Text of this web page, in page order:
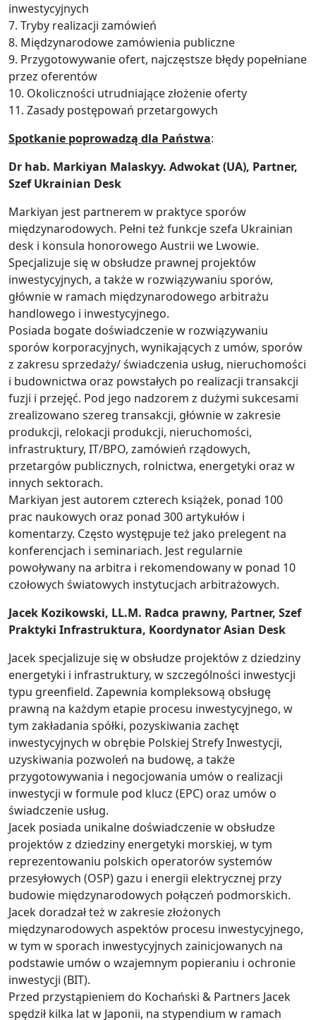
inwestycyjnych
7. Tryby realizacji zamówień
8. Międzynarodowe zamówienia publiczne
9. Przygotowywanie ofert, najczęstsze błędy popełniane
przez oferentów
10. Okoliczności utrudniające złożenie oferty
11. Zasady postępowań przetargowych
Spotkanie poprowadzą dla Państwa:
Dr hab. Markiyan Malaskyy. Adwokat (UA), Partner,
Szef Ukrainian Desk
Markiyan jest partnerem w praktyce sporów
międzynarodowych. Pełni też funkcje szefa Ukrainian
desk i konsula honorowego Austrii we Lwowie.
Specjalizuje się w obsłudze prawnej projektów
inwestycyjnych, a także w rozwiązywaniu sporów,
głównie w ramach międzynarodowego arbitrażu
handlowego i inwestycyjnego.
Posiada bogate doświadczenie w rozwiązywaniu
sporów korporacyjnych, wynikających z umów, sporów
z zakresu sprzedaży/ świadczenia usług, nieruchomości
i budownictwa oraz powstałych po realizacji transakcji
fuzji i przejęć. Pod jego nadzorem z dużymi sukcesami
zrealizowano szereg transakcji, głównie w zakresie
produkcji, relokacji produkcji, nieruchomości,
infrastruktury, IT/BPO, zamówień rządowych,
przetargów publicznych, rolnictwa, energetyki oraz w
innych sektorach.
Markiyan jest autorem czterech książek, ponad 100
prac naukowych oraz ponad 300 artykułów i
komentarzy. Często występuje też jako prelegent na
konferencjach i seminariach. Jest regularnie
powoływany na arbitra i rekomendowany w ponad 10
czołowych światowych instytucjach arbitrażowych.
Jacek Kozikowski, LL.M. Radca prawny, Partner, Szef
Praktyki Infrastruktura, Koordynator Asian Desk
Jacek specjalizuje się w obsłudze projektów z dziedziny
energetyki i infrastruktury, w szczególności inwestycji
typu greenfield. Zapewnia kompleksową obsługę
prawną na każdym etapie procesu inwestycyjnego, w
tym zakładania spółki, pozyskiwania zachęt
inwestycyjnych w obrębie Polskiej Strefy Inwestycji,
uzyskiwania pozwoleń na budowę, a także
przygotowywania i negocjowania umów o realizacji
inwestycji w formule pod klucz (EPC) oraz umów o
świadczenie usług.
Jacek posiada unikalne doświadczenie w obsłudze
projektów z dziedziny energetyki morskiej, w tym
reprezentowaniu polskich operatorów systemów
przesyłowych (OSP) gazu i energii elektrycznej przy
budowie międzynarodowych połączeń podmorskich.
Jacek doradzał też w zakresie złożonych
międzynarodowych aspektów procesu inwestycyjnego,
w tym w sporach inwestycyjnych zainicjowanych na
podstawie umów o wzajemnym popieraniu i ochronie
inwestycji (BIT).
Przed przystąpieniem do Kochański & Partners Jacek
spędził kilka lat w Japonii, na stypendium w ramach